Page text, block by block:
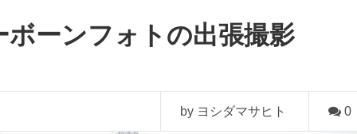
ーンフォトの出張撮影
by ヨシダマサヒト 0